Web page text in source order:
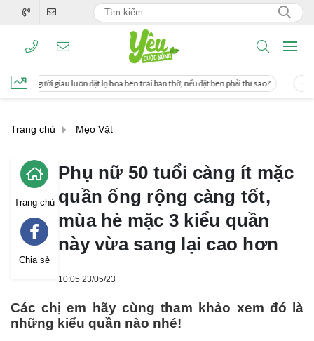
bên trái bàn thờ, nếu đặt bên phải thì sao? Cách uống nước mía giúp giảm
Trang chủ Mẹo Vặt
Trang chủ
Chia sẻ
Phụ nữ 50 tuổi càng ít mặc
quần ống rộng càng tốt,
mùa hè mặc 3 kiểu quần
này vừa sang lại cao hơn
10:05 23/05/23
Các chị em hãy cùng tham khảo xem đó là
những kiểu quần nào nhé!